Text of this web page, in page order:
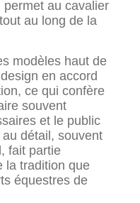
permet au cavalier
au long de la
modèles haut de
en accord
ce qui confère
souvent
et le public
détail, souvent
fait partie
la tradition que
équestres de